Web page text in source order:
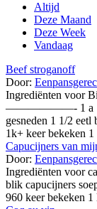
Altijd
Deze Maand
Deze Week
Vandaag
Beef stroganoff
Door:
Ingrediënten voor
——————- 1 a 1 1/
gesneden 1 1/2 eetl
1k+ keer bekeken 1
Capucijners van
Door:
Ingrediënten voor
blik capucijners
960 keer bekeken 1